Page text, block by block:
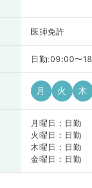
医師免許
日勤:09:00〜
月 火 木
月曜日 : 日勤
火曜日 : 日勤
木曜日 : 日勤
金曜日 : 日勤